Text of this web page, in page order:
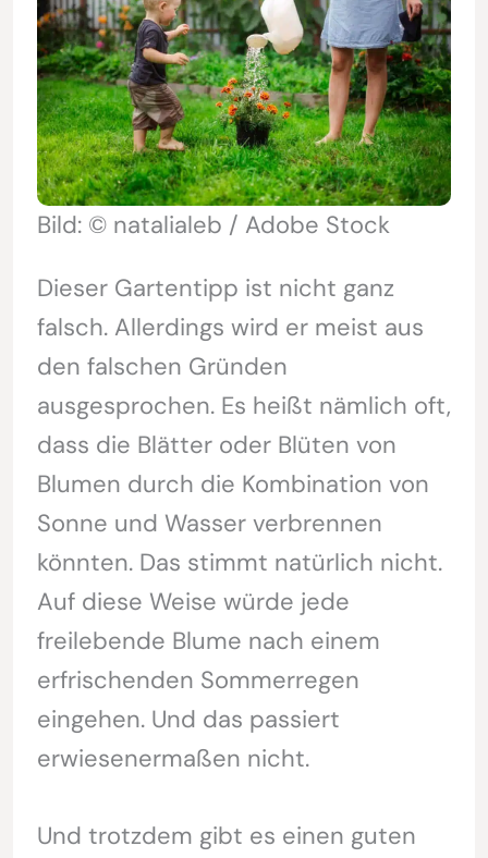
Bild: © natalialeb / Adobe Stock
Dieser Gartentipp ist nicht ganz
falsch. Allerdings wird er meist aus
den falschen Gründen
ausgesprochen. Es heißt nämlich oft,
dass die Blätter oder Blüten von
Blumen durch die Kombination von
Sonne und Wasser verbrennen
könnten. Das stimmt natürlich nicht.
Auf diese Weise würde jede
freilebende Blume nach einem
erfrischenden Sommerregen
eingehen. Und das passiert
erwiesenermaßen nicht.
Und trotzdem gibt es einen guten